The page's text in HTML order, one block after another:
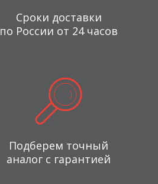
Сроки доставки
по России от 24 часов
Подберем точный
аналог с гарантией